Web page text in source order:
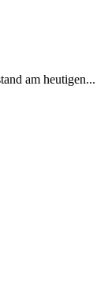
am heutigen...